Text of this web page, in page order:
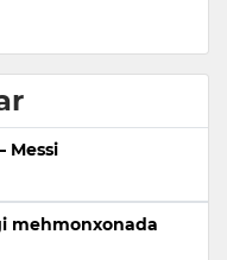
Messi
mehmonxonada